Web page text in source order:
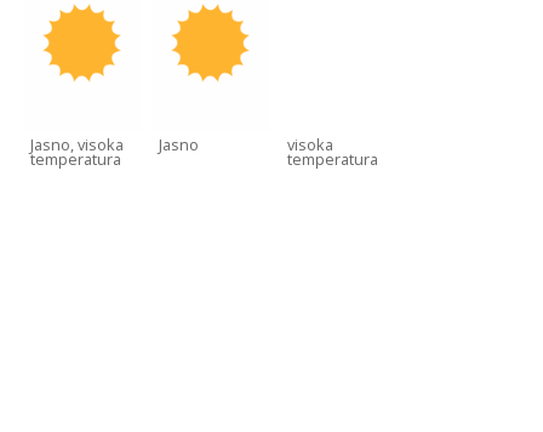
Jasno, visoka
temperatura
Jasno visoka
temperatura